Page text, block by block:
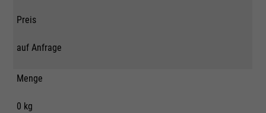
Preis
auf Anfrage
Menge
0 kg